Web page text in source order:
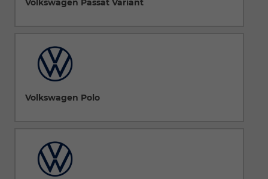
Volkswagen Passat Variant
Volkswagen Polo